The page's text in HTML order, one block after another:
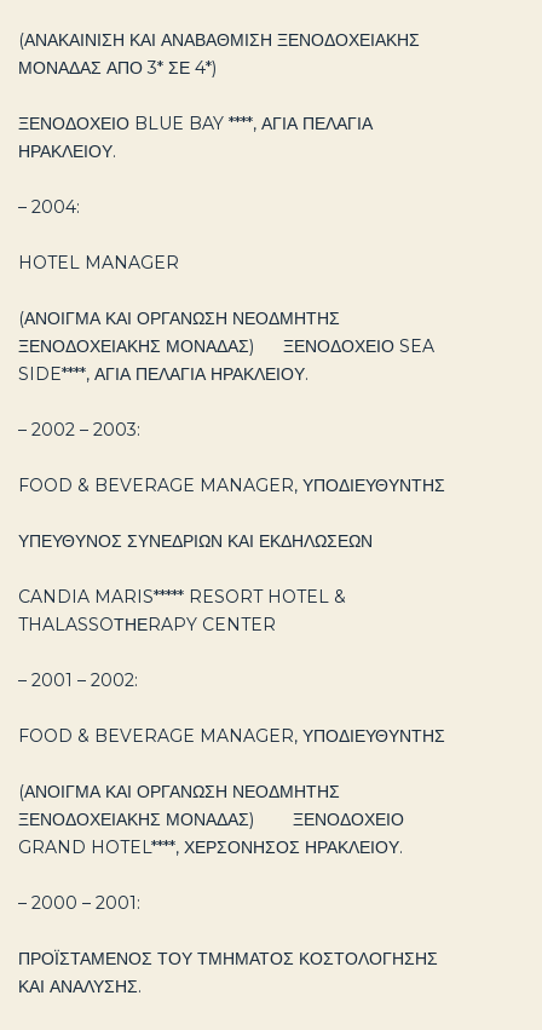
(ΑΝΑΚΑΙΝΙΣΗ ΚΑΙ ΑΝΑΒΑΘΜΙΣΗ ΞΕΝΟΔΟΧΕΙΑΚΗΣ
ΜΟΝΑΔΑΣ ΑΠΟ 3* ΣΕ 4*)
ΞΕΝΟΔΟΧΕΙΟ BLUE BAY ****, ΑΓΙΑ ΠΕΛΑΓΙΑ
ΗΡΑΚΛΕΙΟΥ.
– 2004:
HOTEL MANAGER
(ΑΝΟΙΓΜΑ ΚΑΙ ΟΡΓΑΝΩΣΗ ΝΕΟΔΜΗΤΗΣ
ΞΕΝΟΔΟΧΕΙΑΚΗΣ ΜΟΝΑΔΑΣ) ΞΕΝΟΔΟΧΕΙΟ SEA
SIDE****, ΑΓΙΑ ΠΕΛΑΓΙΑ ΗΡΑΚΛΕΙΟΥ.
– 2002 – 2003:
FOOD & BEVERAGE MANAGER, ΥΠΟΔΙΕΥΘΥΝΤΗΣ
ΥΠΕΥΘΥΝΟΣ ΣΥΝΕΔΡΙΩΝ ΚΑΙ ΕΚΔΗΛΩΣΕΩΝ
CANDIA MARIS***** RESORT HOTEL &
THALASSOΤΗΕRAPY CENTER
– 2001 – 2002:
FOOD & BEVERAGE MANAGER, ΥΠΟΔΙΕΥΘΥΝΤΗΣ
(ΑΝΟΙΓΜΑ ΚΑΙ ΟΡΓΑΝΩΣΗ ΝΕΟΔΜΗΤΗΣ
ΞΕΝΟΔΟΧΕΙΑΚΗΣ ΜΟΝΑΔΑΣ) ΞΕΝΟΔΟΧΕΙΟ
GRAND HOTEL****, ΧΕΡΣΟΝΗΣΟΣ ΗΡΑΚΛΕΙΟΥ.
– 2000 – 2001:
ΠΡΟΪΣΤΑΜΕΝΟΣ ΤΟΥ ΤΜΗΜΑΤΟΣ ΚΟΣΤΟΛΟΓΗΣΗΣ
ΚΑΙ ΑΝΑΛΥΣΗΣ.